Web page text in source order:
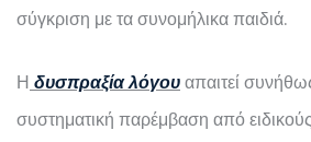
σύγκριση με τα συνομήλικα παιδιά.
Η δυσπραξία λόγουαπαιτεί
συστηματική παρέμβαση από